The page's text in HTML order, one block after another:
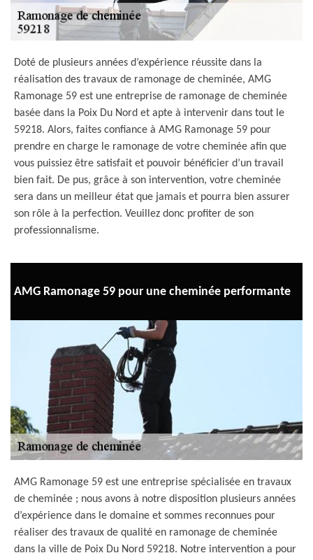
Doté de plusieurs années d’expérience réussite dans la
réalisation des travaux de ramonage de cheminée, AMG
Ramonage 59 est une entreprise de ramonage de cheminée
basée dans la Poix Du Nord et apte à intervenir dans tout le
59218. Alors, faites confiance à AMG Ramonage 59 pour
prendre en charge le ramonage de votre cheminée afin que
vous puissiez être satisfait et pouvoir bénéficier d’un travail
bien fait. De pus, grâce à son intervention, votre cheminée
sera dans un meilleur état que jamais et pourra bien assurer
son rôle à la perfection. Veuillez donc profiter de son
professionnalisme.
AMG Ramonage 59 pour une cheminée performante
AMG Ramonage 59 est une entreprise spécialisée en travaux
de cheminée ; nous avons à notre disposition plusieurs années
d’expérience dans le domaine et sommes reconnues pour
réaliser des travaux de qualité en ramonage de cheminée
dans la ville de Poix Du Nord 59218. Notre intervention a pour